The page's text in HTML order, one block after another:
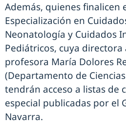
Además, quienes finalicen
Especialización en
Neonatología y Cuidados
Pediátricos, cuya directora
profesora María Dolores
(Departamento de
tendrán acceso a listas de
especial publicadas por el
Navarra.